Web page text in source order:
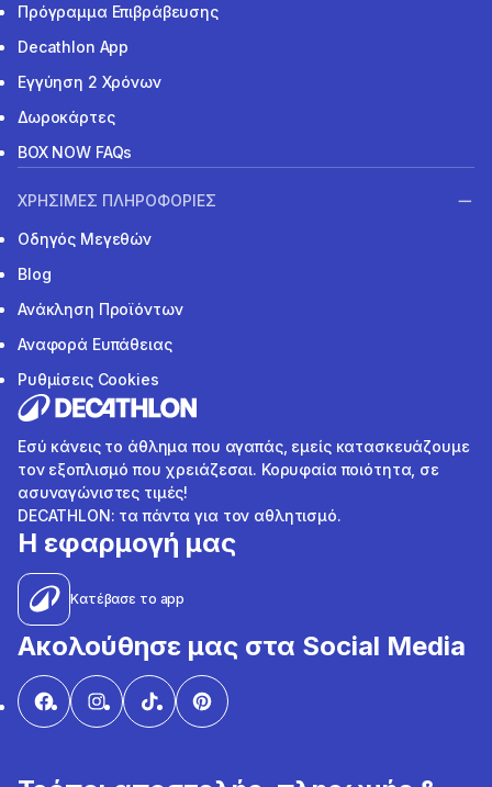
Πρόγραμμα Επιβράβευσης
Decathlon App
Εγγύηση 2 Χρόνων
Δωροκάρτες
BOX NOW FAQs
ΧΡΗΣΙΜΕΣ ΠΛΗΡΟΦΟΡΙΕΣ
Οδηγός Μεγεθών
Blog
Ανάκληση Προϊόντων
Αναφορά Ευπάθειας
Ρυθμίσεις Cookies
Εσύ κάνεις το άθλημα που αγαπάς, εμείς κατασκευάζουμε
τον εξοπλισμό που χρειάζεσαι. Κορυφαία ποιότητα, σε
ασυναγώνιστες τιμές!
DECATHLON: τα πάντα για τον αθλητισμό.
Η εφαρμογή μας
Κατέβασε το app
Ακολούθησε μας στα Social Media